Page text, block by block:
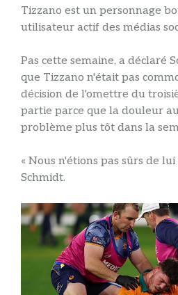
Tizzano est un personnage
utilisateur actif des médias
Pas cette semaine, a déclaré
que Tizzano n'était pas
décision de l'omettre du
partie parce que la douleur
problème plus tôt dans la
« Nous n'étions pas sûrs de
Schmidt.